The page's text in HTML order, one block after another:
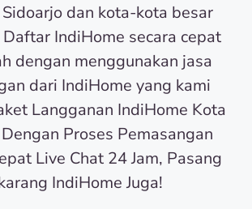
dan kota-kota besar
IndiHome secara cepat
dengan menggunakan jasa
dari IndiHome yang kami
Langganan IndiHome Kota
Proses Pemasangan
Live Chat 24 Jam, Pasang
IndiHome Juga!